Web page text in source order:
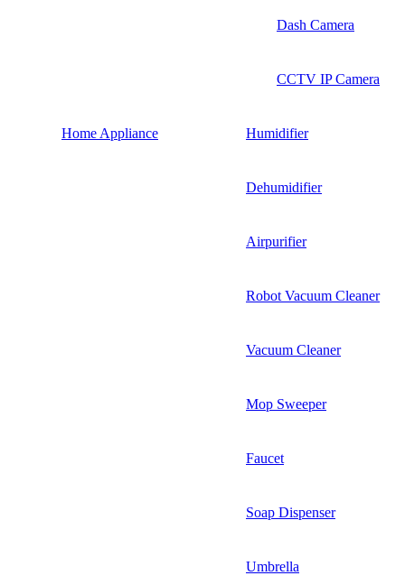
Dash Camera
CCTV IP Camera
Home Appliance Humidifier
Dehumidifier
Airpurifier
Robot Vacuum Cleaner
Vacuum Cleaner
Mop Sweeper
Faucet
Soap Dispenser
Umbrella